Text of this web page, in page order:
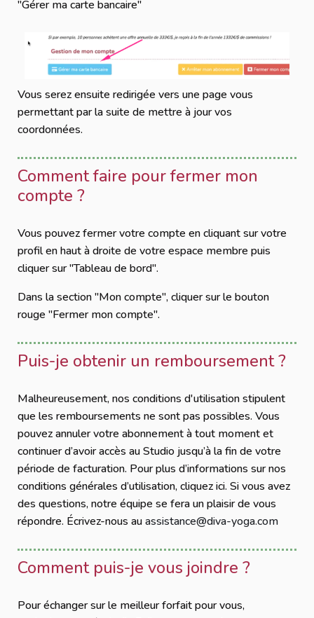
"Gérer ma carte bancaire"
Vous serez ensuite redirigée vers une page vous
permettant par la suite de mettre à jour vos
coordonnées.
Comment faire pour fermer mon
compte ?
Vous pouvez fermer votre compte en cliquant sur votre
profil en haut à droite de votre espace membre puis
cliquer sur "Tableau de bord".
Dans la section "Mon compte", cliquer sur le bouton
rouge "Fermer mon compte".
Puis-je obtenir un remboursement ?
Malheureusement, nos conditions d'utilisation stipulent
que les remboursements ne sont pas possibles. Vous
pouvez annuler votre abonnement à tout moment et
continuer d’avoir accès au Studio jusqu’à la fin de votre
période de facturation. Pour plus d’informations sur nos
conditions générales d’utilisation, cliquez ici. Si vous avez
des questions, notre équipe se fera un plaisir de vous
répondre. Écrivez-nous auassistance@diva-yoga.com
Comment puis-je vous joindre ?
Pour échanger sur le meilleur forfait pour vous,